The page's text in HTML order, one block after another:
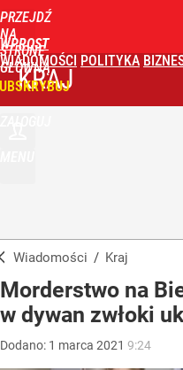
PRZEJDŹ
NA
STRONĘ
GŁÓWNĄ
WPROST
WIADOMOŚCI POLITYKA
KRAJ
Wiadomości / Kraj
Morderstwo na
w dywan zwłoki
Dodano: 1 marca 2021 9:24